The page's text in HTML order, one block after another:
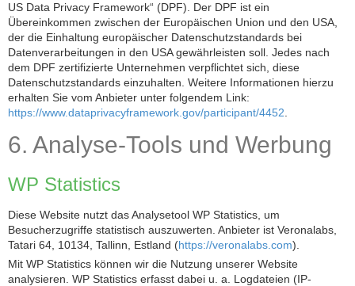
US Data Privacy Framework“ (DPF). Der DPF ist ein
Übereinkommen zwischen der Europäischen Union und den USA,
der die Einhaltung europäischer Datenschutzstandards bei
Datenverarbeitungen in den USA gewährleisten soll. Jedes nach
dem DPF zertifizierte Unternehmen verpflichtet sich, diese
Datenschutzstandards einzuhalten. Weitere Informationen hierzu
erhalten Sie vom Anbieter unter folgendem Link:
https://www.dataprivacyframework.gov/participant/4452
6. Analyse-Tools und Werbung
WP Statistics
Diese Website nutzt das Analysetool WP Statistics, um
Besucherzugriffe statistisch auszuwerten. Anbieter ist Veronalabs,
Tatari 64, 10134, Tallinn, Estland (https://veronalabs.com).
Mit WP Statistics können wir die Nutzung unserer Website
analysieren. WP Statistics erfasst dabei u. a. Logdateien (IP-